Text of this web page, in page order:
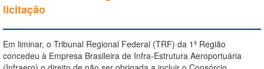
licitação
Em liminar, o Tribunal Regional Federal (TRF) da 1ª Região
concedeu à Empresa Brasileira de Infra-Estrutura Aeroportuária